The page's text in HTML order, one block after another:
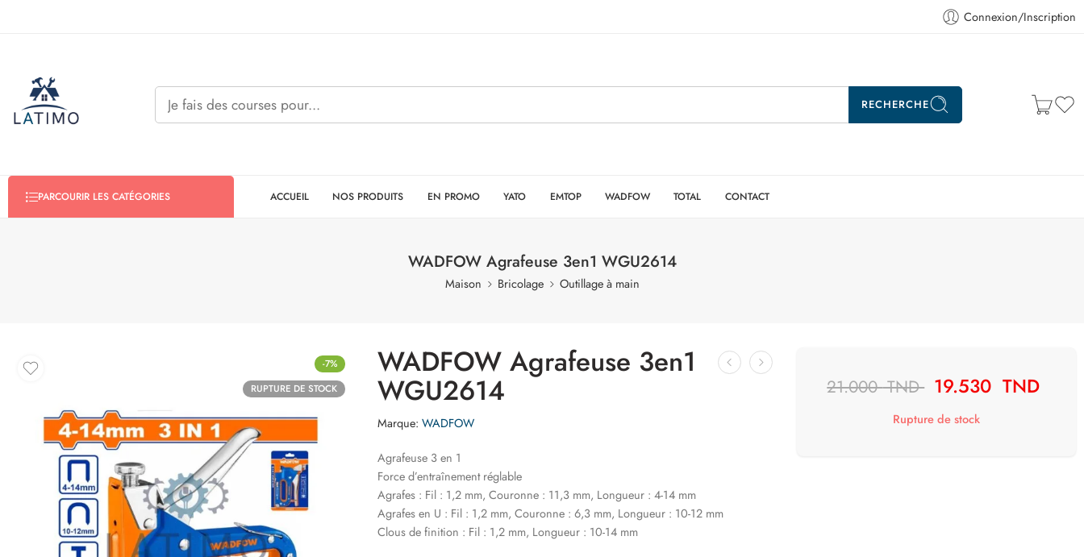
Connexion/Inscription
RECHERCHE
PARCOURIR LES CATÉGORIES ACCUEIL NOS PRODUITS EN PROMO YATO EMTOP WADFOW TOTAL CONTACT
WADFOW Agrafeuse 3en1 WGU2614
Maison Bricolage Outillage à main
-7%
RUPTURE DE STOCK
WADFOW Agrafeuse 3en1
WGU2614
Marque: WADFOW
Agrafeuse 3 en 1
Force d’entraînement réglable
Agrafes : Fil : 1,2 mm, Couronne : 11,3 mm, Longueur : 4-14 mm
Agrafes en U : Fil : 1,2 mm, Couronne : 6,3 mm, Longueur : 10-12 mm
Clous de finition : Fil : 1,2 mm, Longueur : 10-14 mm
21.000TND 19.530 TND
Rupture de stock